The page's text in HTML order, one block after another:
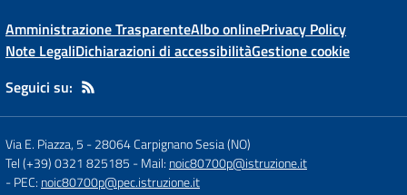
Amministrazione TrasparenteAlbo onlinePrivacy Policy
Note LegaliDichiarazioni di accessibilitàGestione cookie
Seguici su:
Via E. Piazza, 5 -28064 Carpignano Sesia (NO)
Tel (+39) 0321 825185 - Mail: noic80700p@istruzione.it
- PEC: noic80700p@pec.istruzione.it